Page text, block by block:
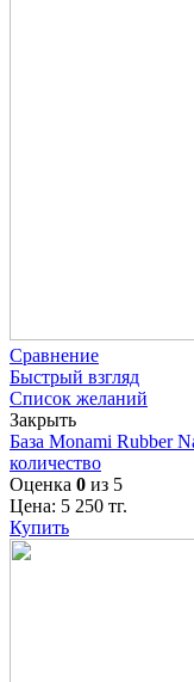
Сравнение
Быстрый взгляд
Список желаний
Закрыть
База Monami Rubber
количество
Оценка 0 из 5
Цена: 5 250 тг.
Купить